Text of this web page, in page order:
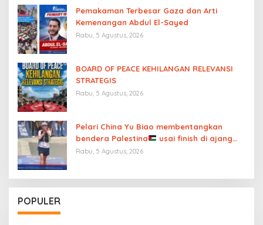
Pemakaman Terbesar Gaza dan Arti
Kemenangan Abdul El-Sayed
Rabu, 5 Agustus, 2026
BOARD OF PEACE KEHILANGAN RELEVANSI
STRATEGIS
Rabu, 5 Agustus, 2026
Pelari China Yu Biao membentangkan
bendera Palestina
usai finish di ajang
UTMB Mont-Blanc sambil menutup mulut
Rabu, 5 Agustus, 2026
POPULER